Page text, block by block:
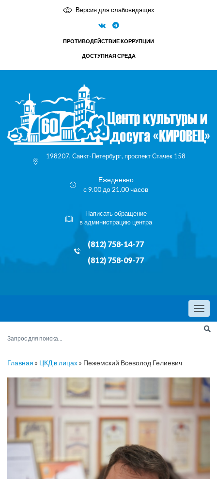
Версия для слабовидящих
ПРОТИВОДЕЙСТВИЕ КОРРУПЦИИ
ДОСТУПНАЯ СРЕДА
198207, Санкт-Петербург, проспект Стачек 158
Ежедневно
с 9.00 до 21.00 часов
Написать обращение
в администрацию центра
(812) 758-14-77
(812) 758-09-77
Menu
Главная » ЦКД в лицах» Пежемский Всеволод Гелиевич